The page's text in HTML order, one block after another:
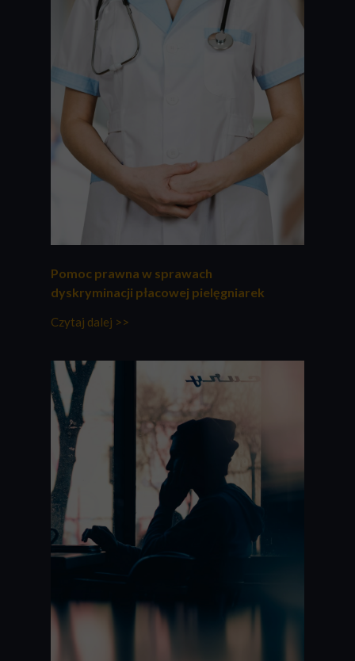
Pomoc prawna w sprawach
dyskryminacji płacowej pielęgniarek
Czytaj dalej >>